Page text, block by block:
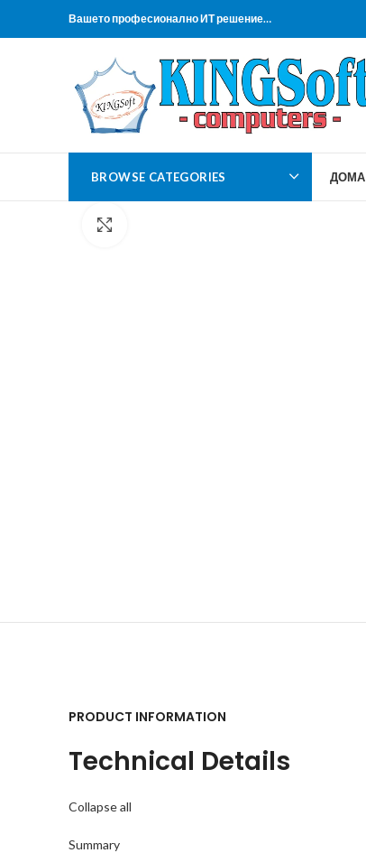
Вашето професионално ИТ решение…
BROWSE CATEGORIES ДОМА
PRODUCT INFORMATION
Technical Details
Collapse all
Summary